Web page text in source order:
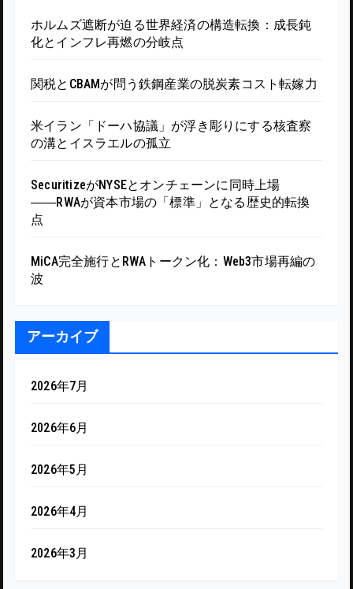
ホルムズ遮断が迫る世界経済の構造転換：成長鈍
化とインフレ再燃の分岐点
関税とCBAMが問う鉄鋼産業の脱炭素コスト転嫁力
米イラン「ドーハ協議」が浮き彫りにする核査察
の溝とイスラエルの孤立
SecuritizeがNYSEとオンチェーンに同時上場
――RWAが資本市場の「標準」となる歴史的転換
点
MiCA完全施行とRWAトークン化：Web3市場再編の
波
アーカイブ
2026年7月
2026年6月
2026年5月
2026年4月
2026年3月